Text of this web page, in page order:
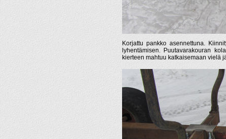
Korjattu pankko asennettuna.
lyhentämisen. Puutavarakouran
kierteen mahtuu katkaisemaan vielä